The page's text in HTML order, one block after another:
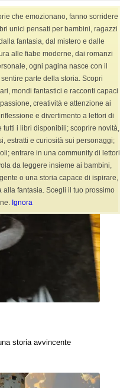
che emozionano, fanno sorridere
unici pensati per bambini, ragazzi
fantasia, dal mistero e dalle
alle fiabe moderne, dai romanzi
ogni pagina nasce con il
parte della storia. Scopri
mondi fantastici e racconti capaci
creatività e attenzione ai
e divertimento a lettori di
tutti i libri disponibili; scoprire novità,
estratti e curiosità sui personaggi;
entrare in una community di lettori
da leggere insieme ai bambini,
o una storia capace di ispirare,
alla fantasia. Scegli il tuo prossimo
Ignora
storia avvincente